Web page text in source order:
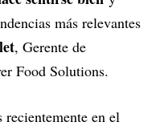
más relevantes
, Gerente de
Food Solutions.
recientemente en el